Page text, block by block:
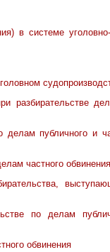
в системе
разбирательстве
делам публичного и
частного обвинения
по делам
обвинения